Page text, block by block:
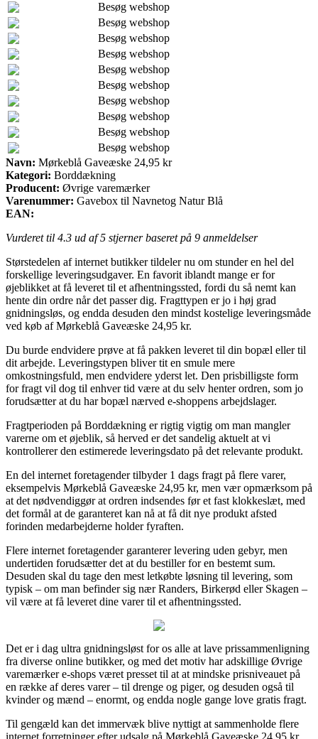
Besøg webshop
Besøg webshop
Besøg webshop
Besøg webshop
Besøg webshop
Besøg webshop
Besøg webshop
Besøg webshop
Besøg webshop
Besøg webshop
Navn: Mørkeblå Gaveæske 24,95 kr
Kategori: Borddækning
Producent: Øvrige varemærker
Varenummer: Gavebox til Navnetog Natur Blå
EAN:
Vurderet til 4.3 ud af 5 stjerner baseret på 9 anmeldelser
Størstedelen af internet butikker tildeler nu om stunder en hel del
forskellige leveringsudgaver. En favorit iblandt mange er for
øjeblikket at få leveret til et afhentningssted, fordi du så nemt kan
hente din ordre når det passer dig. Fragttypen er jo i høj grad
gnidningsløs, og endda desuden den mindst kostelige leveringsmåde
ved køb af Mørkeblå Gaveæske 24,95 kr.
Du burde endvidere prøve at få pakken leveret til din bopæl eller til
dit arbejde. Leveringstypen bliver tit en smule mere
omkostningsfuld, men endvidere yderst let. Den prisbilligste form
for fragt vil dog til enhver tid være at du selv henter ordren, som jo
forudsætter at du har bopæl nærved e-shoppens arbejdslager.
Fragtperioden på Borddækning er rigtig vigtig om man mangler
varerne om et øjeblik, så herved er det sandelig aktuelt at vi
kontrollerer den estimerede leveringsdato på det relevante produkt.
En del internet foretagender tilbyder 1 dags fragt på flere varer,
eksempelvis Mørkeblå Gaveæske 24,95 kr, men vær opmærksom på
at det nødvendiggør at ordren indsendes før et fast klokkeslæt, med
det formål at de garanteret kan nå at få dit nye produkt afsted
forinden medarbejderne holder fyraften.
Flere internet foretagender garanterer levering uden gebyr, men
undertiden forudsætter det at du bestiller for en bestemt sum.
Desuden skal du tage den mest letkøbte løsning til levering, som
typisk – om man befinder sig nær Randers, Birkerød eller Skagen –
vil være at få leveret dine varer til et afhentningssted.
Det er i dag ultra gnidningsløst for os alle at lave prissammenligning
fra diverse online butikker, og med det motiv har adskillige Øvrige
varemærker e-shops været presset til at at mindske prisniveauet på
en række af deres varer – til drenge og piger, og desuden også til
kvinder og mænd – enormt, og endda nogle gange love gratis fragt.
Til gengæld kan det immervæk blive nyttigt at sammenholde flere
internet forretninger efter udsalg på Mørkeblå Gaveæske 24,95 kr